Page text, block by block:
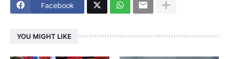
Facebook
YOU MIGHT LIKE